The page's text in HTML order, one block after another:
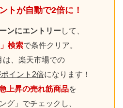
トが自動で2倍に！
ンにエントリーして、
検索で条件クリア。
は、楽天市場での
イント2倍になります！
上昇の売れ筋商品を
グ」でチェックし、